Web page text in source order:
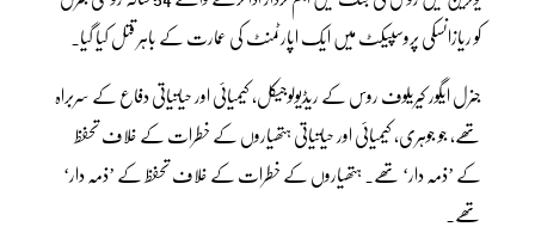
کو ریازانسکی پروسپیکٹ میں ایک اپارٹمنٹ کی عمارت کے باہر قتل کیا گیا۔
جنرل ایگور کیریلوف روس کے ریڈیولوجیکل، کیمیائی اور حیاتیاتی دفاع کے سربراہ
تھے، جو جوہری، کیمیائی اور حیاتیاتی ہتھیاروں کے خطرات کے خلاف تحفظ
کے ’ذمہ دار‘ تھے۔ ہتھیاروں کے خطرات کے خلاف تحفظ کے ’ذمہ دار‘
تھے۔